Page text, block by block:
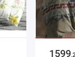
1599